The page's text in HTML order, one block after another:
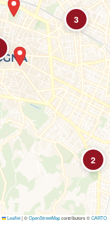
2
3
Leaflet|©OpenStreetMapcontributors ©CARTO